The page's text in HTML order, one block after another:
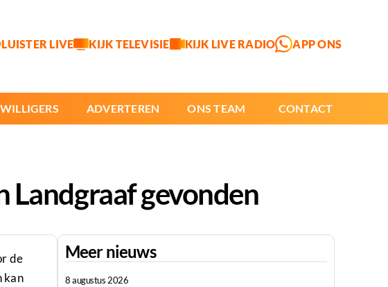
LUISTER LIVE KIJK TELEVISIE KIJK LIVE RADIO APP ONS
ADVERTEREN ONS TEAM CONTACT
gevonden
de
kan
Meer nieuws
8 augustus 2026